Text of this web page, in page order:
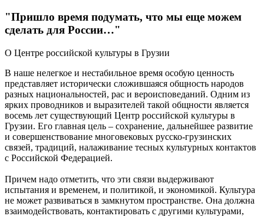
"Пришло время подумать, что мы еще можем
сделать для России…"
О Центре российской культуры в Грузии
В наше нелегкое и нестабильное время особую ценность
представляет исторически сложившаяся общность народов
разных национальностей, рас и вероисповеданий. Одним из
ярких проводников и выразителей такой общности является
восемь лет существующий Центр российской культуры в
Грузии. Его главная цель – сохранение, дальнейшее развитие
и совершенствование многовековых русско-грузинских
связей, традиций, налаживание тесных культурных контактов
с Российской Федерацией.
Причем надо отметить, что эти связи выдерживают
испытания и временем, и политикой, и экономикой. Культура
не может развиваться в замкнутом пространстве. Она должна
взаимодействовать, контактировать с другими культурами,